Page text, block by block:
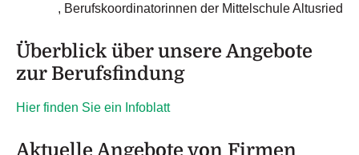
, Berufskoordinatorinnen der Mittelschule Altusried
Überblick über unsere Angebote
zur Berufsfindung
Hier finden Sie ein Infoblatt
Aktuelle Angebote von Firmen